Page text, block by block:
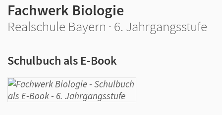
Fachwerk Biologie
Realschule Bayern · 6. Jahrgangsstufe
Schulbuch als E-Book